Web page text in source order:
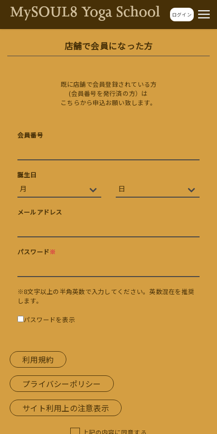
ログイン
店舗で会員になった方
既に店舗で会員登録されている方
(会員番号を発行済の方）は
こちらから申込お願い致します。
会員番号
誕生日
メールアドレス
パスワード※
※8文字以上の半角英数で入力してください。英数混在を推奨
します。
パスワードを表示
利用規約
プライバシーポリシー
サイト利用上の注意表示